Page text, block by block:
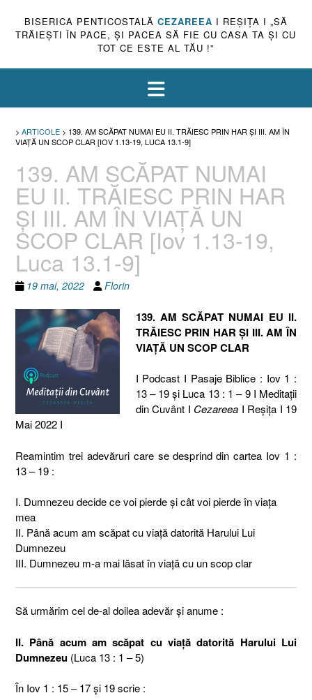
BISERICA PENTICOSTALĂ CEZAREEA I REŞIŢA I „SĂ
TRĂIEŞTI ÎN PACE, ŞI PACEA SĂ FIE CU CASA TA ŞI CU
TOT CE ESTE AL TĂU !”
> ARTICOLE > 139. AM SCĂPAT NUMAI EU II. TRĂIESC PRIN HAR ŞI III. AM ÎN
VIAŢĂ UN SCOP CLAR [IOV 1.13-19, LUCA 13.1-9]
139. AM SCĂPAT NUMAI
EU II. TRĂIESC PRIN HAR
ŞI III. AM ÎN VIAŢĂ UN
SCOP CLAR [Iov 1.13-19,
Luca 13.1-9]
19 mai, 2022 Florin
139. AM SCĂPAT NUMAI EU II.
TRĂIESC PRIN HAR ŞI III. AM ÎN
VIAŢĂ UN SCOP CLAR
I Podcast I Pasaje Biblice : Iov 1 :
13 – 19 şi Luca 13 : 1 – 9 I Meditaţii
din Cuvânt I Cezareea I Reşiţa I 19
Mai 2022 I
Reamintim trei adevăruri care se desprind din cartea Iov 1 :
13 – 19 :
I. Dumnezeu decide ce voi pierde şi cât voi pierde în viaţa
mea
II. Până acum am scăpat cu viaţă datorită Harului Lui
Dumnezeu
III. Dumnezeu m-a mai lăsat în viaţă cu un scop clar
Să urmărim cel de-al doilea adevăr şi anume :
II. Până acum am scăpat cu viaţă datorită Harului Lui
Dumnezeu (Luca 13 : 1 – 5)
În Iov 1 : 15 – 17 şi 19 scrie :